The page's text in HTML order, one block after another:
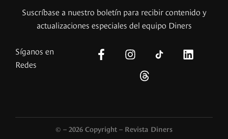
Suscríbase a nuestro boletín para recibir contenido y
actualizaciones especiales del equipo Diners
Síganos en
Redes
© – 2026 Copyright – Revista Diners